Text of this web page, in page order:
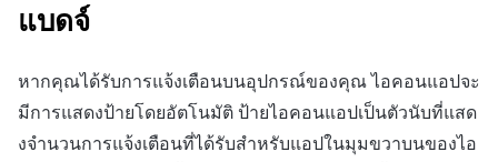
แบดจ์
หากคุณได้รับการแจ้งเตือนบนอุปกรณ์ของคุณ ไอคอนแอปจะ
มีการแสดงป้ายโดยอัตโนมัติ ป้ายไอคอนแอปเป็นตัวนับที่แสด
งจำนวนการแจ้งเตือนที่ได้รับสำหรับแอปในมุมขวาบนของไอ